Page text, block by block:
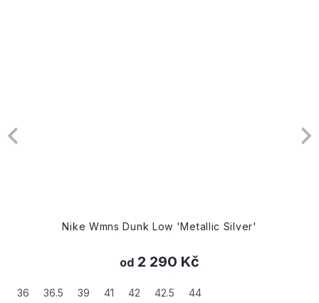
Nike Wmns Dunk Low 'Metallic Silver'
od2 290 Kč
36 36.5 39 41 42 42.5 44